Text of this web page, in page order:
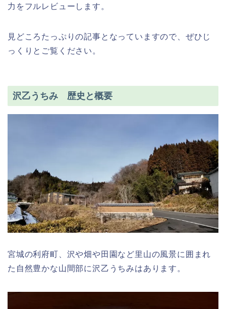
力をフルレビューします。
見どころたっぷりの記事となっていますので、ぜひじ
っくりとご覧ください。
沢乙うちみ 歴史と概要
宮城の利府町、沢や畑や田園など里山の風景に囲まれ
た自然豊かな山間部に沢乙うちみはあります。